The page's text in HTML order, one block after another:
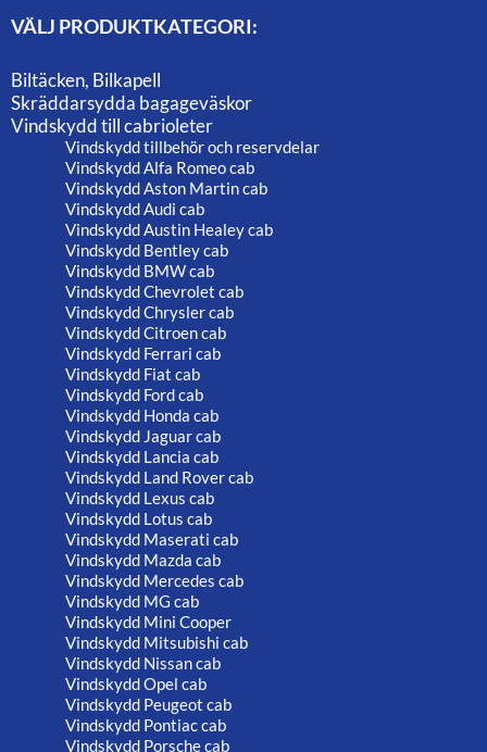
VÄLJ PRODUKTKATEGORI:
Biltäcken, Bilkapell
Skräddarsydda bagageväskor
Vindskydd till cabrioleter
Vindskydd tillbehör och reservdelar
Vindskydd Alfa Romeo cab
Vindskydd Aston Martin cab
Vindskydd Audi cab
Vindskydd Austin Healey cab
Vindskydd Bentley cab
Vindskydd BMW cab
Vindskydd Chevrolet cab
Vindskydd Chrysler cab
Vindskydd Citroen cab
Vindskydd Ferrari cab
Vindskydd Fiat cab
Vindskydd Ford cab
Vindskydd Honda cab
Vindskydd Jaguar cab
Vindskydd Lancia cab
Vindskydd Land Rover cab
Vindskydd Lexus cab
Vindskydd Lotus cab
Vindskydd Maserati cab
Vindskydd Mazda cab
Vindskydd Mercedes cab
Vindskydd MG cab
Vindskydd Mini Cooper
Vindskydd Mitsubishi cab
Vindskydd Nissan cab
Vindskydd Opel cab
Vindskydd Peugeot cab
Vindskydd Pontiac cab
Vindskydd Porsche cab